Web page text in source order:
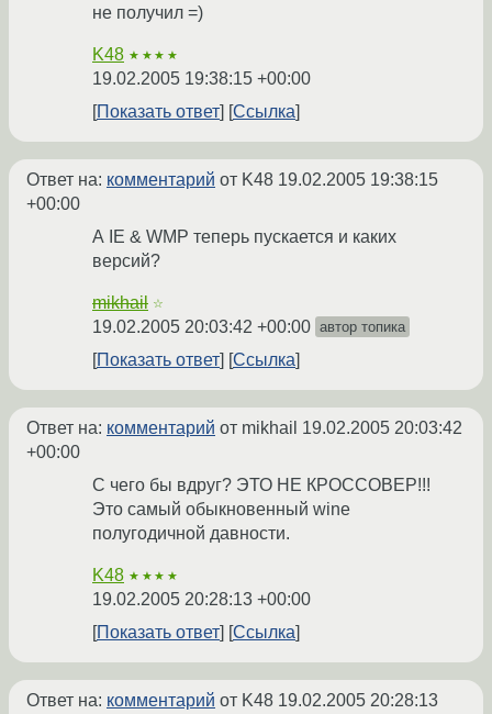
не получил =)
K48 ★★★★
19.02.2005 19:38:15 +00:00
Показать ответ
Ссылка
Ответ на: комментарий от K48 19.02.2005 19:38:15
+00:00
А IE & WMP теперь пускается и каких
версий?
mikhail ☆
19.02.2005 20:03:42 +00:00 автор топика
Показать ответ Ссылка
Ответ на: комментарий от mikhail 19.02.2005 20:03:42
+00:00
С чего бы вдруг? ЭТО НЕ КРОССОВЕР!!!
Это самый обыкновенный wine
полугодичной давности.
K48 ★★★★
19.02.2005 20:28:13 +00:00
Показать ответ
Ссылка
Ответ на: комментарий от K48 19.02.2005 20:28:13